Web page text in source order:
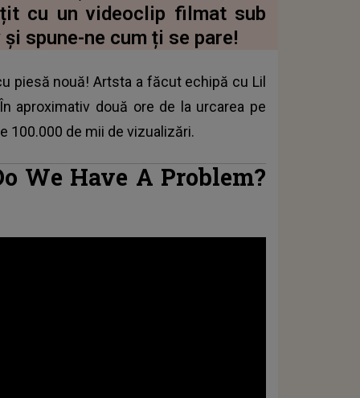
cu un videoclip filmat sub
spune-ne cum ți se pare!
piesă nouă! Artsta a făcut echipă cu Lil
aproximativ două ore de la urcarea pe
100.000 de mii de vizualizări.
We Have A Problem?